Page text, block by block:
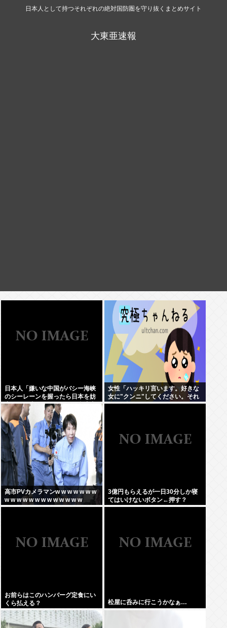
日本人として持つそれぞれの絶対国防圏を守り抜くまとめサイト
大東亜速報
日本人「嫌いな中国がバシー海峡
のシーレーンを握ったら日本を妨
害するに違いない、だから台湾支
援だムキー」つまりそういうこと
でしょ
女性「ハッキリ言います。好きな
女に"クンニ"してください。それ
だけで惚れます」
高市PVカメラマンw w w w w w w
w w w w w w w w w w w w w
3億円もらえるが一日30分しか寝
てはいけないボタン←押す？
お前らはこのハンバーグ定食にい
くら払える？
松屋に呑みに行こうかなぁ…